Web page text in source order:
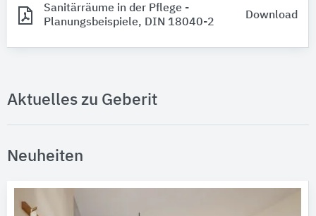
Sanitärräume in der Pflege -
Planungsbeispiele, DIN 18040-2
Download
Aktuelles zu Geberit
Neuheiten